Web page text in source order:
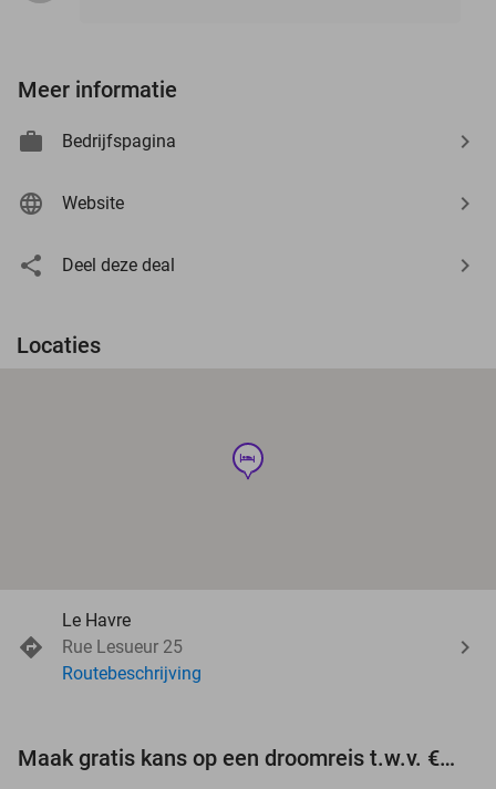
Meer informatie
Bedrijfspagina
Website
Deel deze deal
Locaties
hotel
Le Havre
Rue Lesueur 25
Routebeschrijving
Maak gratis kans op een droomreis t.w.v. €3.000!